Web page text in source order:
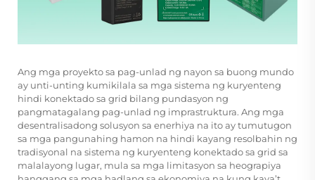
Ang mga proyekto sa pag-unlad ng nayon sa buong mundo
ay unti-unting kumikilala sa mga sistema ng kuryenteng
hindi konektado sa grid bilang pundasyon ng
pangmatagalang pag-unlad ng imprastruktura. Ang mga
desentralisadong solusyon sa enerhiya na ito ay tumutugon
sa mga pangunahing hamon na hindi kayang resolbahin ng
tradisyonal na sistema ng kuryenteng konektado sa grid sa
malalayong lugar, mula sa mga limitasyon sa heograpiya